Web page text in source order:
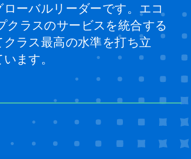
ーバルリーダーです。エコ
クラスのサービスを統合する
ラス最高の水準を打ち立
ます。